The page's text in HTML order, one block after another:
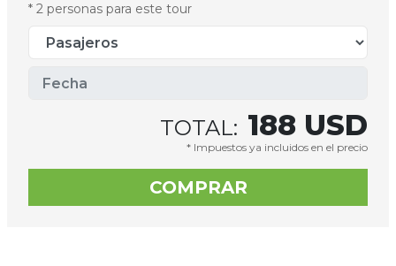
* 2 personas para este tour
TOTAL: 188 USD
* Impuestos ya incluidos en el precio